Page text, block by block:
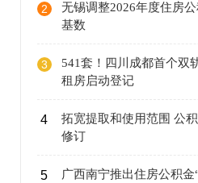
2
无锡调整2026年度住房
基数
3
541套！四川成都首个双
租房启动登记
4
拓宽提取和使用范围 公
修订
5
广西南宁推出住房公积金